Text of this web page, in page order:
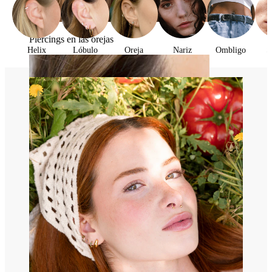
Piercings en las orejas
Lóbulo
Helix Lóbulo Oreja Nariz Ombligo